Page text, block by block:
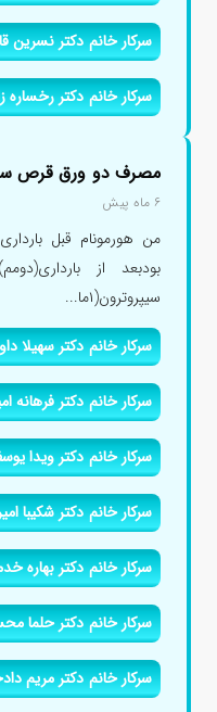
سرکار خانم دکتر
سرکار خانم دکتر
مصرف دو ورق قرص
۶ ماه پیش
من هورمونام قبل
بودبعد از
سیپروترون(۱ما...
سرکار خانم دکتر سهیلا
سرکار خانم دکتر فرهانه
سرکار خانم دکتر ویدا
سرکار خانم دکتر شکیبا
سرکار خانم دکتر بهاره
سرکار خانم دکتر حلما
سرکار خانم دکتر مریم